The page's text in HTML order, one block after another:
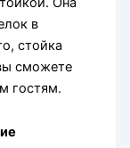
в
стойка
сможете
гостям.